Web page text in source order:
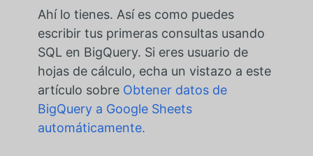
Ahí lo tienes. Así es como puedes
escribir tus primeras consultas usando
SQL en BigQuery. Si eres usuario de
hojas de cálculo, echa un vistazo a este
artículo sobre Obtener datos de
BigQuery a Google Sheets
automáticamente.